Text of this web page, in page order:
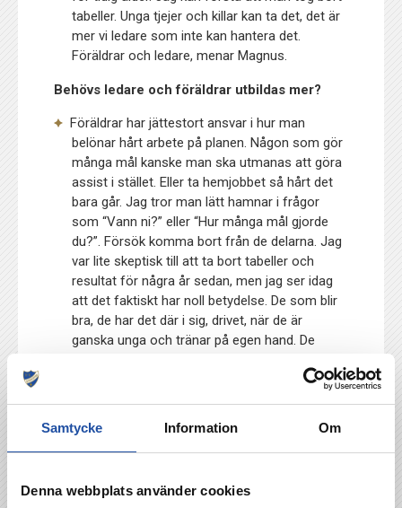
Samtycke Information Om
Denna webbplats använder cookies
tabeller. Unga tjejer och killar kan ta det, det är
mer vi ledare som inte kan hantera det.
Föräldrar och ledare, menar Magnus.
Behövs ledare och föräldrar utbildas mer?
Föräldrar har jättestort ansvar i hur man
belönar hårt arbete på planen. Någon som gör
många mål kanske man ska utmanas att göra
assist i stället. Eller ta hemjobbet så hårt det
bara går. Jag tror man lätt hamnar i frågor
som “Vann ni?” eller “Hur många mål gjorde
du?”. Försök komma bort från de delarna. Jag
var lite skeptisk till att ta bort tabeller och
resultat för några år sedan, men jag ser idag
att det faktiskt har noll betydelse. De som blir
bra, de har det där i sig, drivet, när de är
ganska unga och tränar på egen hand. De
möter ett bättre eller sämre lag. De kör sitt
kommer längst i fotbollen. När föräldrarna
lägger sig i att min son ska spela i det här
laget, i det bättre laget, så blir det sällan bra.
Ofta pratar man om en mer individualiserad